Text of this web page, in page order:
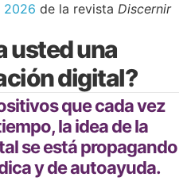
2026 de la revista Discernir
usted una
digital?
que cada vez
la idea de la
se está propagando
y de autoayuda.